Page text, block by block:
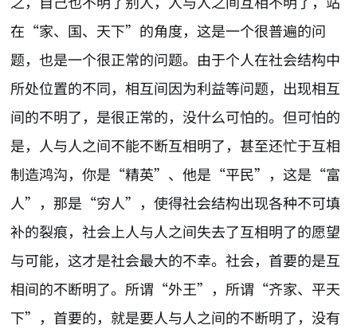
在“家、国、天下”的角度，这是一个很普遍的问
题，也是一个很正常的问题。由于个人在社会结构中
所处位置的不同，相互间因为利益等问题，出现相互
间的不明了，是很正常的，没什么可怕的。但可怕的
是，人与人之间不能不断互相明了，甚至还忙于互相
制造鸿沟，你是“精英”、他是“平民”，这是“富
人”，那是“穷人”，使得社会结构出现各种不可填
补的裂痕，社会上人与人之间失去了互相明了的愿望
与可能，这才是社会最大的不幸。社会，首要的是互
相间的不断明了。所谓“外王”，所谓“齐家、平天
下”，首要的，就是要人与人之间的不断明了，没有